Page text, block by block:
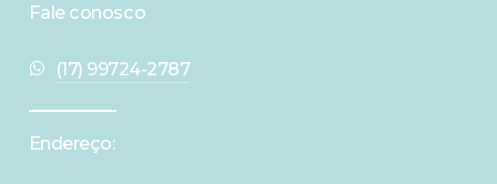
Fale conosco
(17) 99724-2787
Endereço: